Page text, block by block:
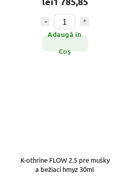
Adaugă în
Coş
K-othrine FLOW 2.5 pre mušky
a bežiaci hmyz 30ml